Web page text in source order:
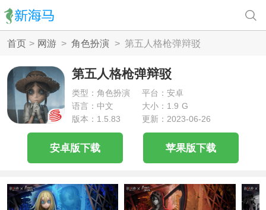
首页> 网游 > 角色扮演 > 第五人格枪弹辩驳
第五人格枪弹辩驳
类型：角色扮演
平台：安卓
语言：中文
大小：1.9 G
版本：1.5.83
更新：2023-06-26
安卓版下载 苹果版下载